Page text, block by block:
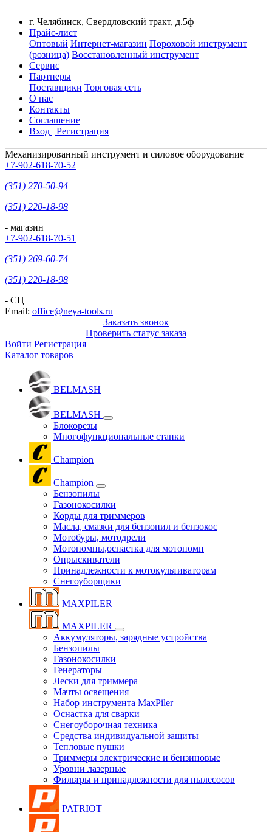
г. Челябинск, Свердловский тракт, д.5ф
Прайс-лист
Оптовый Интернет-магазин Пороховой инструмент
(розница) Восстановленный инструмент
Сервис
Партнеры
Поставщики Торговая сеть
О нас
Контакты
Соглашение
Вход | Регистрация
Механизированный инструмент и силовое оборудование
+7-902-618-70-52
(351) 270-50-94
(351) 220-18-98
- магазин
+7-902-618-70-51
(351) 269-60-74
(351) 220-18-98
- СЦ
Email: office@neya-tools.ru
Заказать звонок
Проверить статус заказа
Войти Регистрация
Каталог товаров
BELMASH
BELMASH
Блокорезы
Многофункциональные станки
Champion
Champion
Бензопилы
Газонокосилки
Корды для триммеров
Масла, смазки для бензопил и бензокос
Мотобуры, мотодрели
Мотопомпы,оснастка для мотопомп
Опрыскиватели
Принадлежности к мотокультиваторам
Снегоуборщики
MAXPILER
MAXPILER
Аккумуляторы, зарядные устройства
Бензопилы
Газонокосилки
Генераторы
Лески для триммера
Мачты освещения
Набор инструмента MaxPiler
Оснастка для сварки
Снегоуборочная техника
Средства индивидуальной защиты
Тепловые пушки
Триммеры электрические и бензиновые
Уровни лазерные
Фильтры и принадлежности для пылесосов
PATRIOT